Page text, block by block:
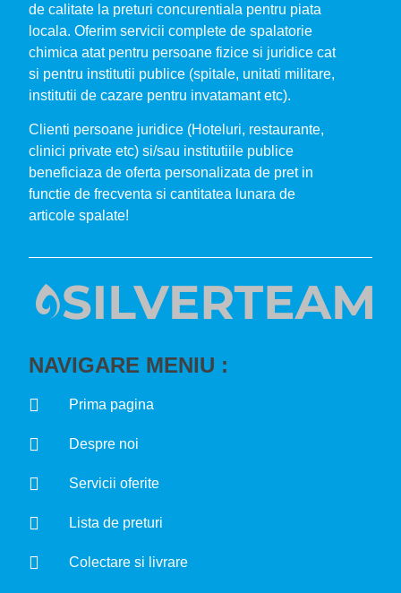
de calitate la preturi concurentiala pentru piata
locala. Oferim servicii complete de spalatorie
chimica atat pentru persoane fizice si juridice cat
si pentru institutii publice (spitale, unitati militare,
institutii de cazare pentru invatamant etc).
Clienti persoane juridice (Hoteluri, restaurante,
clinici private etc) si/sau institutiile publice
beneficiaza de oferta personalizata de pret in
functie de frecventa si cantitatea lunara de
articole spalate!
NAVIGARE MENIU :
Prima pagina
Despre noi
Servicii oferite
Lista de preturi
Colectare si livrare